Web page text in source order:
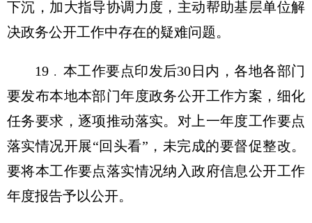
下沉，加大指导协调力度，主动帮助基层单位解
决政务公开工作中存在的疑难问题。
19﹒本工作要点印发后30日内，各地各部门
要发布本地本部门年度政务公开工作方案，细化
任务要求，逐项推动落实。对上一年度工作要点
落实情况开展“回头看”，未完成的要督促整改。
要将本工作要点落实情况纳入政府信息公开工作
年度报告予以公开。